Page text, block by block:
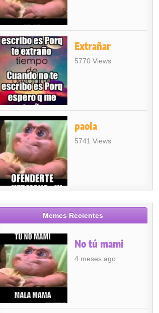
Extrañar
5770 Views
paola
5741 Views
Memes Recientes
No tú mami
4 meses ago